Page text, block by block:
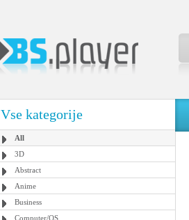
Vse kategorije
All
3D
Abstract
Anime
Business
Computer/OS